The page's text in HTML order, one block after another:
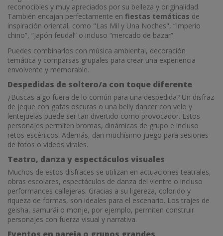
reconocibles y muy apreciados por su belleza y originalidad.
También encajan perfectamente en fiestas temáticas de
inspiración oriental, como "Las Mil y Una Noches", “Imperio
chino”, “Japón feudal” o incluso “mercado de bazar”.
Puedes combinarlos con música ambiental, decoración
temática y comparsas grupales para crear una experiencia
envolvente y memorable.
Despedidas de soltero/a con toque diferente
¿Buscas algo fuera de lo común para una despedida? Un disfraz
de jeque con gafas oscuras o una belly dancer con velo y
lentejuelas puede ser tan divertido como provocador. Estos
personajes permiten bromas, dinámicas de grupo e incluso
retos escénicos. Además, dan muchísimo juego para sesiones
de fotos o vídeos virales.
Teatro, danza y espectáculos visuales
Muchos de estos disfraces se utilizan en actuaciones teatrales,
obras escolares, espectáculos de danza del vientre o incluso
performances callejeras. Gracias a su ligereza, colorido y
riqueza de formas, son ideales para el escenario. Los trajes de
geisha, samurái o monje, por ejemplo, permiten construir
personajes con fuerza visual y narrativa.